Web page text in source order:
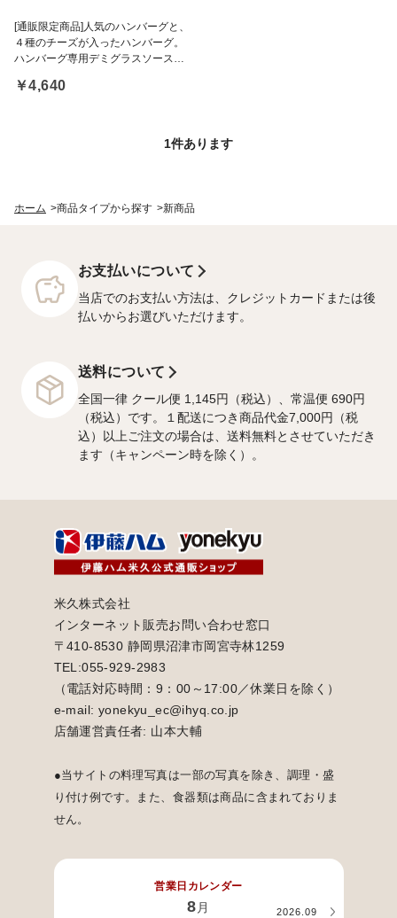
[通販限定商品]人気のハンバーグと、
４種のチーズが入ったハンバーグ。
ハンバーグ専用デミグラスソースで
￥4,640
1件あります
ホーム >商品タイプから探す >新商品
お支払いについて
当店でのお支払い方法は、クレジットカードまたは後
払いからお選びいただけます。
送料について
全国一律 クール便 1,145円（税込）、常温便 690円
（税込）です。１配送につき商品代金7,000円（税
込）以上ご注文の場合は、送料無料とさせていただき
ます（キャンペーン時を除く）。
米久株式会社
インターネット販売お問い合わせ窓口
〒410-8530 静岡県沼津市岡宮寺林1259
TEL:055-929-2983
（電話対応時間：9：00～17:00／休業日を除く）
e-mail: yonekyu_ec@ihyq.co.jp
店舗運営責任者: 山本大輔
●当サイトの料理写真は一部の写真を除き、調理・盛
り付け例です。また、食器類は商品に含まれておりま
せん。
営業日カレンダー
8 月 2026.09